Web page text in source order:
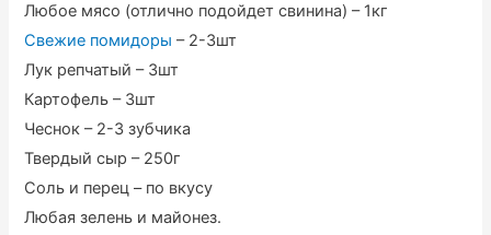
Любое мясо (отлично подойдет свинина) – 1кг
Свежие помидоры – 2-3шт
Лук репчатый – 3шт
Картофель – 3шт
Чеснок – 2-3 зубчика
Твердый сыр – 250г
Соль и перец – по вкусу
Любая зелень и майонез.